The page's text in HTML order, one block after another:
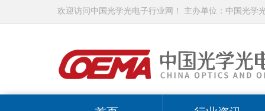
欢迎访问中国光学光电子行业网！ 主办单位：中国光学